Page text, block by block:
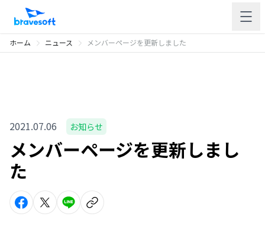
ホーム ニュース メンバーページを更新しました
2021.07.06 お知らせ
メンバーページを更新しまし
た